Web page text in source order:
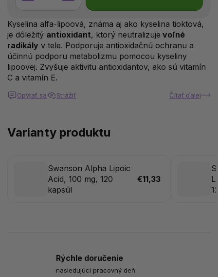
Kyselina alfa-lipoová, známa aj ako kyselina tioktová,
je dôležitý antioxidant, ktorý neutralizuje voľné
radikály v tele. Podporuje antioxidačnú ochranu a
účinnú podporu metabolizmu pomocou kyseliny
lipoovej. Zvyšuje aktivitu antioxidantov, ako sú vitamín
C a vitamín E.
Čítať ďalej
Opýtať sa Strážiť
Varianty produktu
Swanson Alpha Lipoic
Acid, 100 mg, 120
kapsúl
€11,33
Rýchle doručenie
nasledujúci pracovný deň